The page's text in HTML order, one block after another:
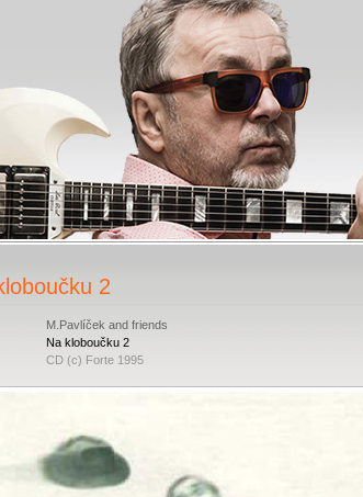
2
M.Pavlíček and friends
Na kloboučku 2
CD (c) Forte 1995